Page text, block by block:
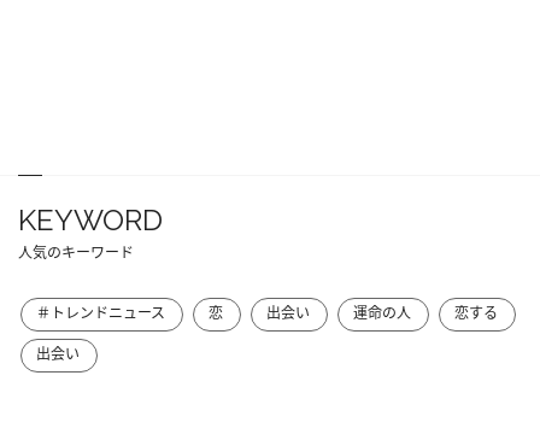
KEYWORD
人気のキーワード
＃トレンドニュース 恋 出会い 運命の人
恋する
出会い